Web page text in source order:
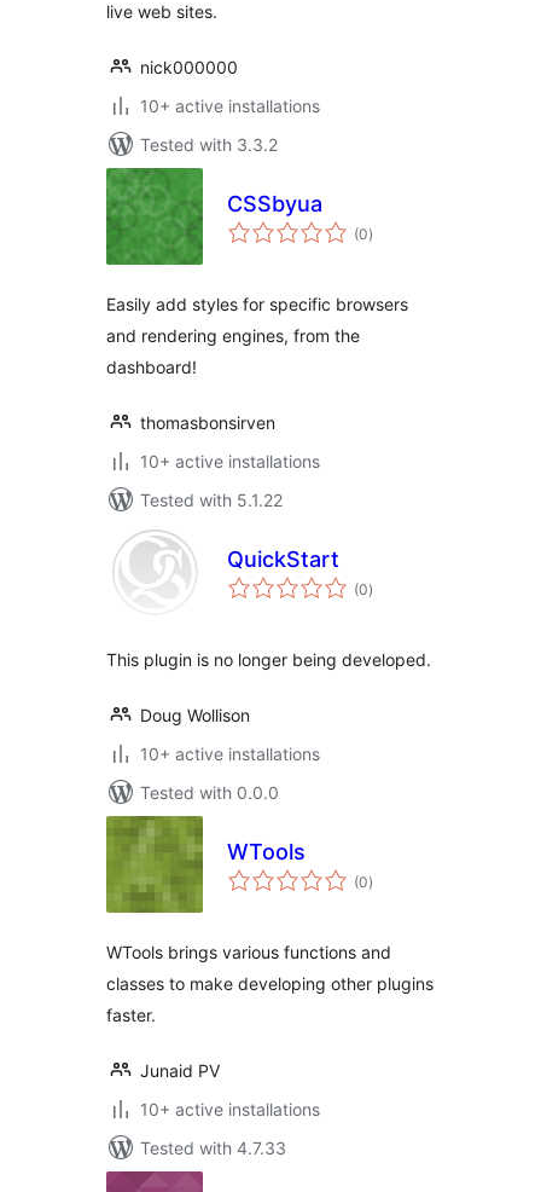
live web sites.
nick000000
10+ active installations
Tested with 3.3.2
CSSbyua
(0total
ratings
)
Easily add styles for specific browsers
and rendering engines, from the
dashboard!
thomasbonsirven
10+ active installations
Tested with 5.1.22
QuickStart
(0total
ratings
)
This plugin is no longer being developed.
Doug Wollison
10+ active installations
Tested with 0.0.0
WTools
(0total
ratings
)
WTools brings various functions and
classes to make developing other plugins
faster.
Junaid PV
10+ active installations
Tested with 4.7.33